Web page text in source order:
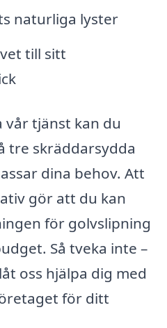
naturliga lyster
till sitt
vår tjänst kan du
tre skräddarsydda
dina behov. Att
gör att du kan
för golvslipning
Så tveka inte –
oss hjälpa dig med
för ditt